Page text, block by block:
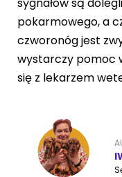
Buldog francuski
Owczarek
Przyjazne miejsca
sygnałów są
pokarmowego, a
czworonóg jest
wystarczy pomoc
się z lekarzem